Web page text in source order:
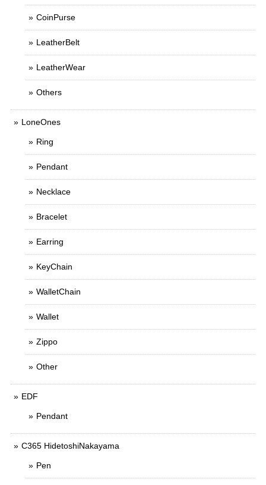
CoinPurse
LeatherBelt
LeatherWear
Others
LoneOnes
Ring
Pendant
Necklace
Bracelet
Earring
KeyChain
WalletChain
Wallet
Zippo
Other
EDF
Pendant
C365 HidetoshiNakayama
Pen